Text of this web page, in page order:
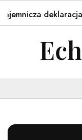
deklaracja…